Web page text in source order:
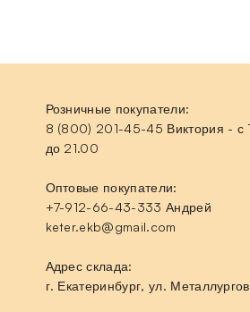
Розничные покупатели:
8 (800) 201-45-45 Виктория - с
до 21.00
Оптовые покупатели:
+7-912-66-43-333 Андрей
keter.ekb@gmail.com
Адрес склада:
г. Екатеринбург, ул.